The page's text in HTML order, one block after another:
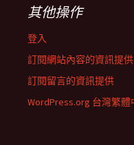
其他操作
登入
訂閱網站內容的資訊提供
訂閱留言的資訊提供
WordPress.org 台灣繁體